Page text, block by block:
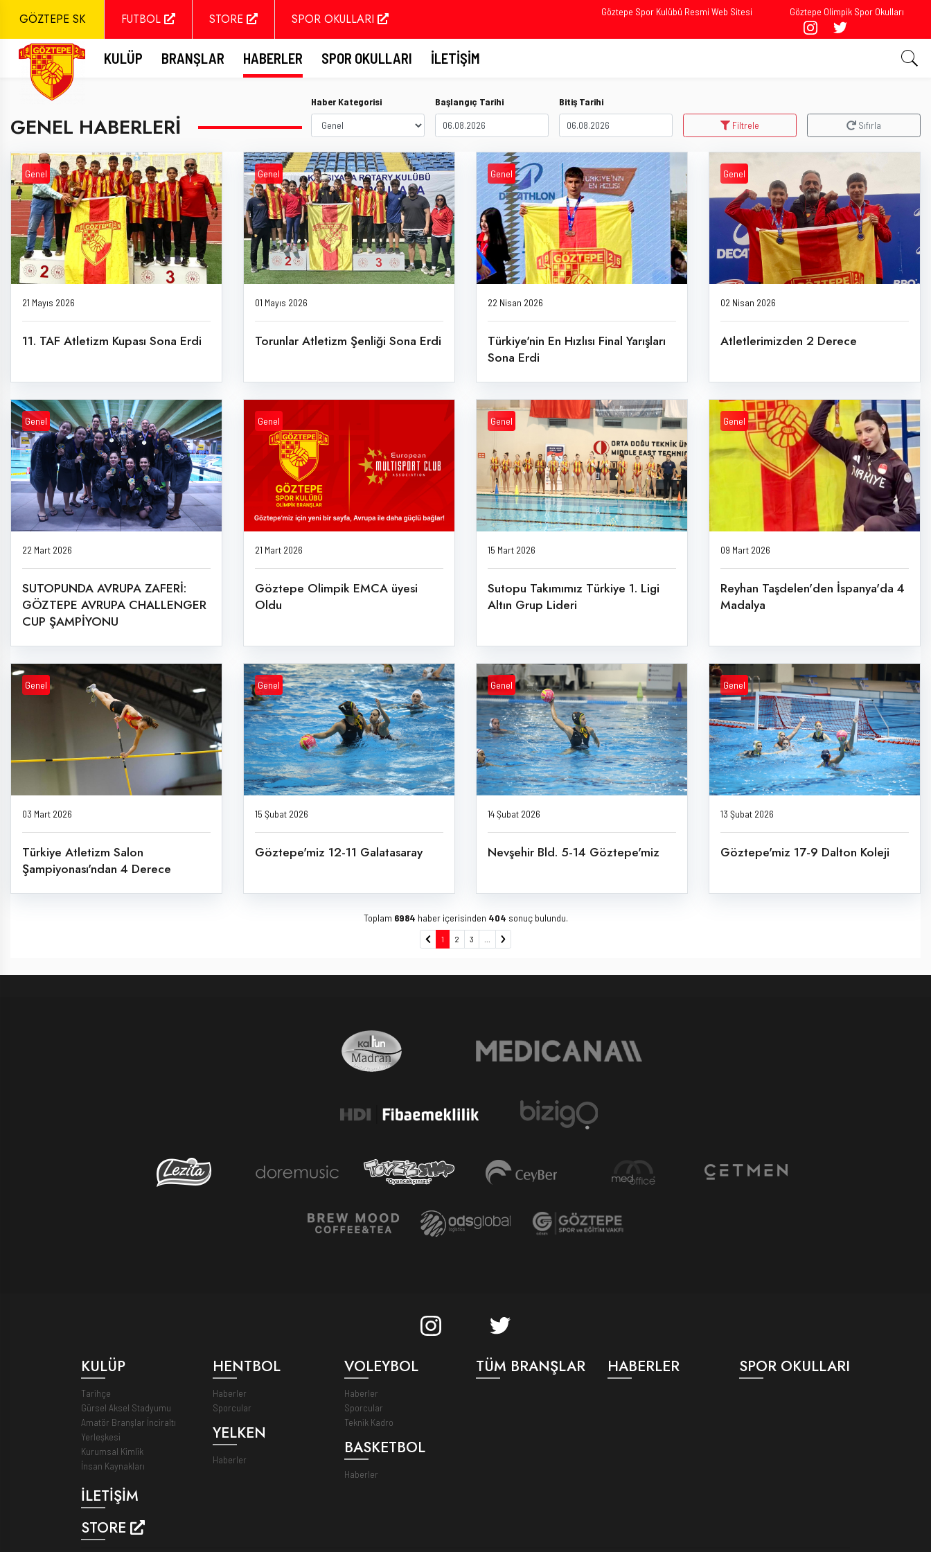
GÖZTEPE SK FUTBOL STORE SPOR OKULLARI Göztepe Spor Kulübü Resmi Web Sitesi Göztepe Olimpik Spor Okulları
KULÜP BRANŞLAR HABERLER SPOR OKULLARI İLETIŞIM
GENEL HABERLERI
Haber Kategorisi Başlangıç Tarihi Bitiş Tarihi
Filtrele Sıfırla
Genel
21 Mayıs 2026
11. TAF Atletizm Kupası Sona Erdi
Genel
01 Mayıs 2026
Torunlar Atletizm Şenliği Sona Erdi
Genel
22 Nisan 2026
Türkiye'nin En Hızlısı Final Yarışları
Sona Erdi
Genel
02 Nisan 2026
Atletlerimizden 2 Derece
Genel
22 Mart 2026
SUTOPUNDA AVRUPA ZAFERİ:
GÖZTEPE AVRUPA CHALLENGER
CUP ŞAMPİYONU
Genel
21 Mart 2026
Göztepe Olimpik EMCA üyesi
Oldu
Genel
15 Mart 2026
Sutopu Takımımız Türkiye 1. Ligi
Altın Grup Lideri
Genel
09 Mart 2026
Reyhan Taşdelen'den İspanya'da 4
Madalya
Genel
03 Mart 2026
Türkiye Atletizm Salon
Şampiyonası'ndan 4 Derece
Genel
15 Şubat 2026
Göztepe'miz 12-11 Galatasaray
Genel
14 Şubat 2026
Nevşehir Bld. 5-14 Göztepe'miz
Genel
13 Şubat 2026
Göztepe'miz 17-9 Dalton Koleji
Toplam 6984 haber içerisinden 404 sonuç bulundu.
1 2 3
KULÜP
Tarihçe
Gürsel Aksel Stadyumu
Amatör Branşlar İnciraltı
Yerleşkesi
Kurumsal Kimlik
İnsan Kaynakları
İLETİŞİM
STORE
HENTBOL
Haberler
Sporcular
YELKEN
Haberler
VOLEYBOL
Haberler
Sporcular
Teknik Kadro
BASKETBOL
Haberler
TÜM BRANŞLAR HABERLER SPOR OKULLARI